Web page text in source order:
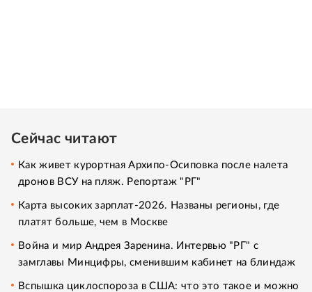
Сейчас читают
Как живет курортная Архипо-Осиповка после налета
дронов ВСУ на пляж. Репортаж "РГ"
Карта высоких зарплат-2026. Названы регионы, где
платят больше, чем в Москве
Война и мир Андрея Заренина. Интервью "РГ" с
замглавы Минцифры, сменившим кабинет на блиндаж
Вспышка циклоспороза в США: что это такое и можно